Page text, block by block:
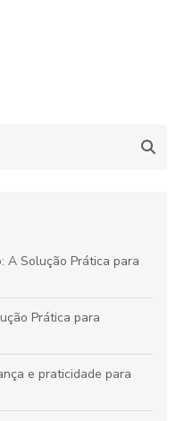
A Solução Prática para
Prática para
e praticidade para